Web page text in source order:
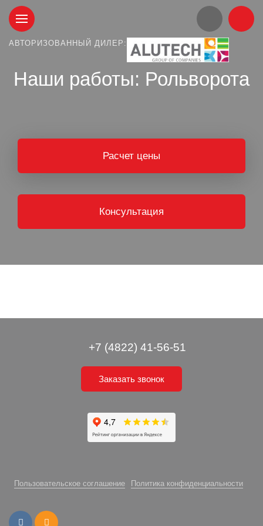
АВТОРИЗОВАННЫЙ ДИЛЕР:
Наши работы: Рольворота
Расчет цены
Консультация
+7 (4822) 41-56-51
Заказать звонок
Пользовательское соглашение Политика конфиденциальности